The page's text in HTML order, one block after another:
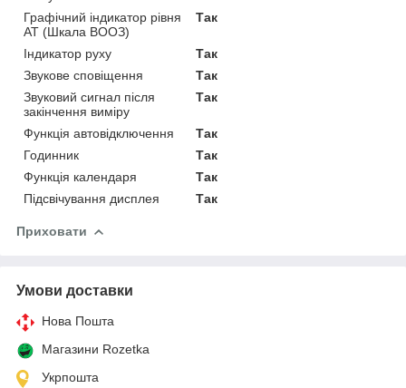
Графічний індикатор рівня
АТ (Шкала ВООЗ)
Так
Індикатор руху
Так
Звукове сповіщення
Так
Звуковий сигнал після
закінчення виміру
Так
Функція автовідключення
Так
Годинник
Так
Функція календаря
Так
Підсвічування дисплея
Так
Приховати
Умови доставки
Нова Пошта
Магазини Rozetka
Укрпошта